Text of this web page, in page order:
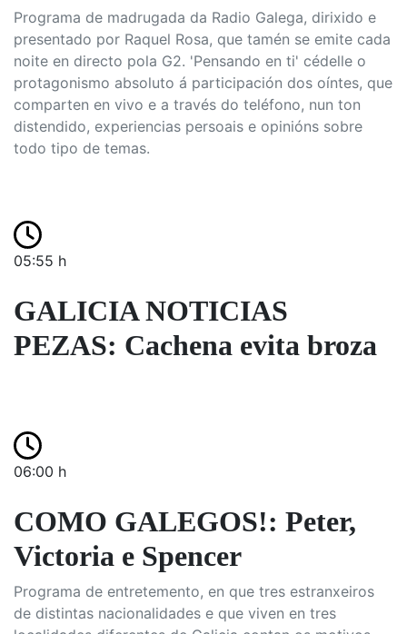
Programa de madrugada da Radio Galega, dirixido e
presentado por Raquel Rosa, que tamén se emite cada
noite en directo pola G2. 'Pensando en ti' cédelle o
protagonismo absoluto á participación dos oíntes, que
comparten en vivo e a través do teléfono, nun ton
distendido, experiencias persoais e opinións sobre
todo tipo de temas.
05:55 h
GALICIA NOTICIAS
PEZAS: Cachena evita broza
06:00 h
COMO GALEGOS!: Peter,
Victoria e Spencer
Programa de entretemento, en que tres estranxeiros
de distintas nacionalidades e que viven en tres